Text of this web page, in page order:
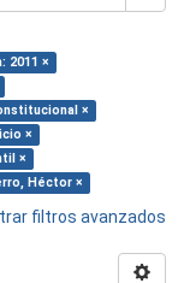
2011 ×
×
×
×
Héctor ×
filtros avanzados